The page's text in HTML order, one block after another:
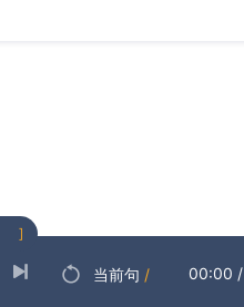
]
当前句 / 00:00 /